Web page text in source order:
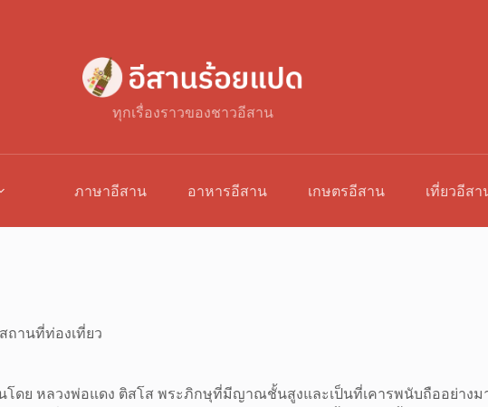
ทุกเรื่องราวของชาวอีสาน
ภาษาอีสาน อาหารอีสาน เกษตรอีสาน เที่ยวอีสา
สถานที่ท่องเที่ยว
โดย หลวงพ่อแดง ติสโส พระภิกษุที่มีญาณชั้นสูงและเป็นที่เคารพนับถืออย่า